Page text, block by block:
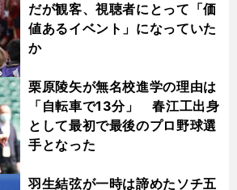
だが観客、視聴者にとって「価
値あるイベント」になっていた
か
栗原陵矢が無名校進学の理由は
「自転車で13分」 春江工出身
として最初で最後のプロ野球選
手となった
羽生結弦が一時は諦めたソチ五